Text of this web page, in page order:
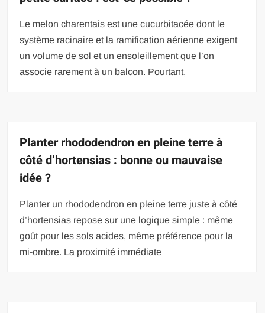
Le melon charentais est une cucurbitacée dont le
système racinaire et la ramification aérienne exigent
un volume de sol et un ensoleillement que l’on
associe rarement à un balcon. Pourtant,
Planter rhododendron en pleine terre à
côté d’hortensias : bonne ou mauvaise
idée ?
Planter un rhododendron en pleine terre juste à côté
d’hortensias repose sur une logique simple : même
goût pour les sols acides, même préférence pour la
mi-ombre. La proximité immédiate